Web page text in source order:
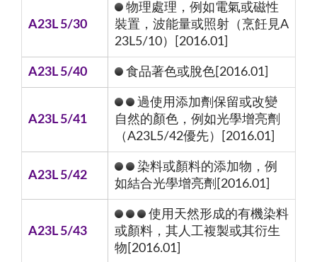
A23L 5/30
物理處理，例如電氣或磁性
裝置，波能量或照射（烹飪見A
23L5/10）[2016.01]
A23L 5/40 食品著色或脫色[2016.01]
A23L 5/41
過使用添加劑保留或改變
自然的顏色，例如光學增亮劑
（A23L5/42優先）[2016.01]
A23L 5/42
染料或顏料的添加物，例
如結合光學增亮劑[2016.01]
A23L 5/43
使用天然形成的有機染料
或顏料，其人工複製或其衍生
物[2016.01]